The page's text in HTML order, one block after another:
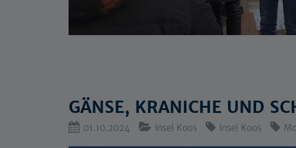
GÄNSE, KRANICHE UND
01.10.2024 Insel Koos Insel Koos